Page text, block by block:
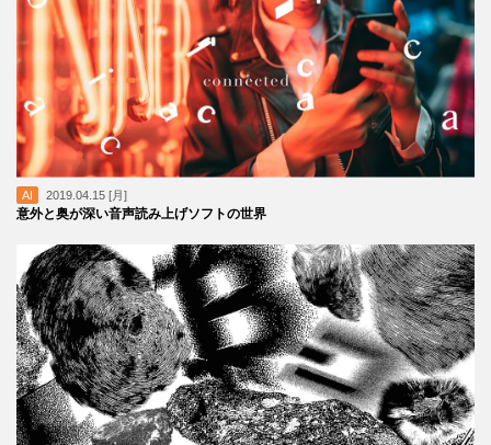
AI 2019.04.15 [月]
意外と奥が深い音声読み上げソフトの世界